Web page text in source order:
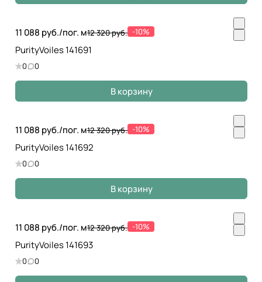
11 088 руб./пог. м12 320 руб. -10%
PurityVoiles 141691
0 0
В корзину
11 088 руб./пог. м12 320 руб. -10%
PurityVoiles 141692
0 0
В корзину
11 088 руб./пог. м12 320 руб. -10%
PurityVoiles 141693
0 0